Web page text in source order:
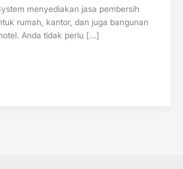
menyediakan jasa pembersih
rumah, kantor, dan juga bangunan
Anda tidak perlu […]